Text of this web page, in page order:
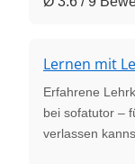
Lernen mit
Erfahrene
bei sofatutor –
verlassen